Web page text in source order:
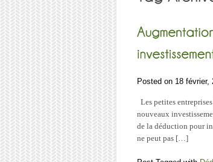
Posted on 18 février,
Les petites
nouveaux
de la déduction pour
ne peut pas […]